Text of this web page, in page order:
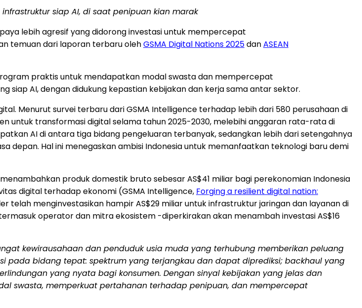
siap AI, di saat penipuan kian marak
lebih agresif yang didorong investasi untuk mempercepat
temuan dari laporan terbaru olehGSMA Digital Nations 2025danASEAN
praktis untuk mendapatkan modal swasta dan mempercepat
siap AI, dengan didukung kepastian kebijakan dan kerja sama antar sektor.
Menurut survei terbaru dari GSMA Intelligence terhadap lebih dari 580 perusahaan di
untuk transformasi digital selama tahun 2025-2030, melebihi anggaran rata-rata di
AI diantara tiga bidang pengeluaran terbanyak, sedangkan lebih dari setengahnya
depan. Hal ini menegaskan ambisi Indonesiauntuk memanfaatkan teknologi baru demi
produk domestik bruto sebesar AS$41 miliar bagi perekonomian Indonesia
digital terhadap ekonomi (GSMA Intelligence, Forging a resilient digital nation:
telah menginvestasikan hampir AS$29 miliar untuk infrastruktur jaringan dan layanan di
operator dan mitra ekosistem -diperkirakan akan menambah investasi AS$16
kewirausahaan dan penduduk usia muda yang terhubung memberikan peluang
pada bidang tepat: spektrum yang terjangkau dan dapat diprediksi; backhaul yang
yang nyata bagi konsumen. Dengan sinyal kebijakan yang jelas dan
swasta, memperkuat pertahanan terhadap penipuan, dan mempercepat